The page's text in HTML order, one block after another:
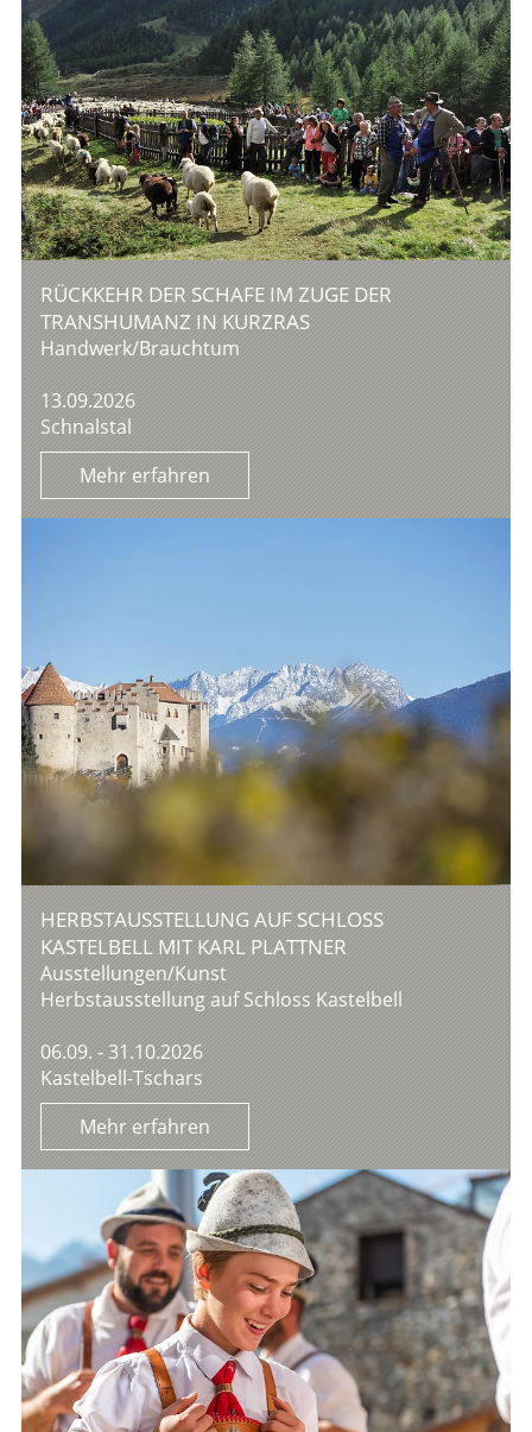
RÜCKKEHR DER SCHAFE IM ZUGE DER
TRANSHUMANZ IN KURZRAS
Handwerk/Brauchtum
13.09.2026
Schnalstal
Mehr erfahren
HERBSTAUSSTELLUNG AUF SCHLOSS
KASTELBELL MIT KARL PLATTNER
Ausstellungen/Kunst
Herbstausstellung auf Schloss Kastelbell
06.09. - 31.10.2026
Kastelbell-Tschars
Mehr erfahren